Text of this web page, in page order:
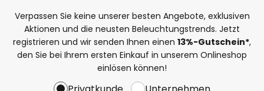
Verpassen Sie keine unserer besten Angebote, exklusiven
Aktionen und die neusten Beleuchtungstrends. Jetzt
registrieren und wir senden Ihnen einen 13%-Gutschein*,
den Sie bei Ihrem ersten Einkauf in unserem Onlineshop
einlösen können!